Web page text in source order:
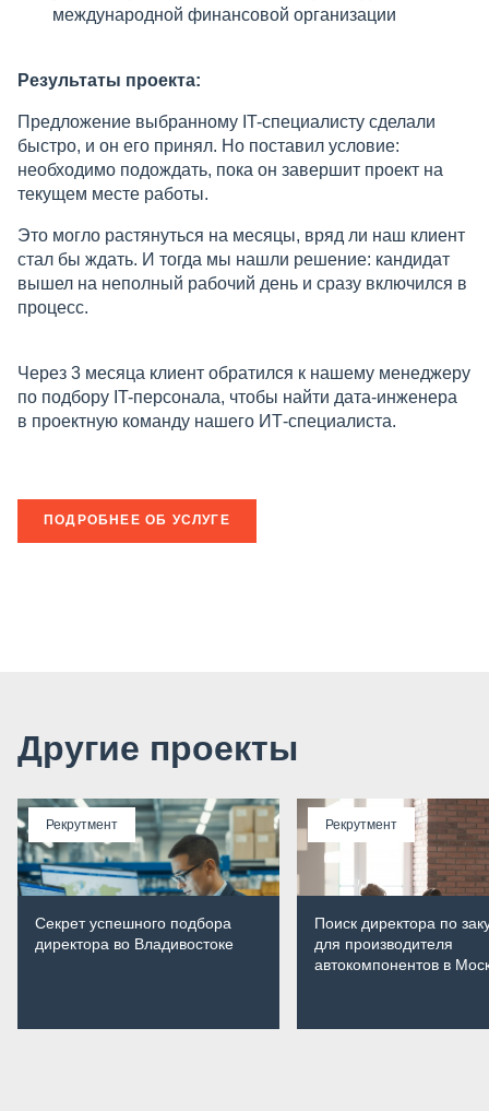
международной финансовой организации
Результаты проекта:
Предложение выбранному IT-специалисту сделали
быстро, и он его принял. Но поставил условие:
необходимо подождать, пока он завершит проект на
текущем месте работы.
Это могло растянуться на месяцы, вряд ли наш клиент
стал бы ждать. И тогда мы нашли решение: кандидат
вышел на неполный рабочий день и сразу включился в
процесс.
Через 3 месяца клиент обратился к нашему менеджеру
по подбору IT-персонала, чтобы найти дата-инженера
в проектную команду нашего ИТ-специалиста.
ПОДРОБНЕЕ ОБ УСЛУГЕ
Другие проекты
Рекрутмент
Секрет успешного подбора
директора во Владивостоке
Рекрутмент
Поиск директора по
для производителя
автокомпонентов в